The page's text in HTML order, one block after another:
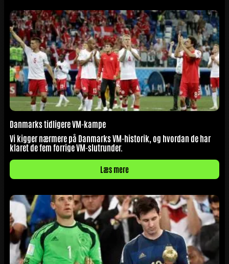
Danmarks tidligere VM-kampe
Vi kigger nærmere på Danmarks VM-historik, og hvordan de har
klaret de fem forrige VM-slutrunder.
Læs mere